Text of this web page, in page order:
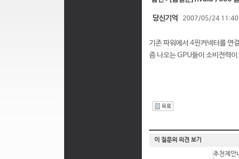
당신기억 2007/05/24 11:40
기존 파워에서 4핀커넥터를 연
즘 나오는 GPU들이 소비전력
이 질문의 의견 보기
추천제안